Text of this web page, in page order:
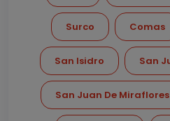
Surco Comas
San Isidro San
San Juan De Miraflores